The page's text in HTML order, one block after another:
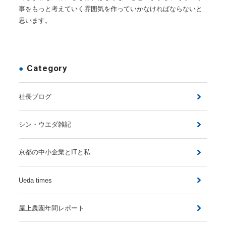
事をもっと考えていく雰囲気を作っていかなければならないと
思います。
Category
社長ブログ
シン・ウエダ雑記
京都の中小企業とITと私
Ueda times
屋上農園年間レポート